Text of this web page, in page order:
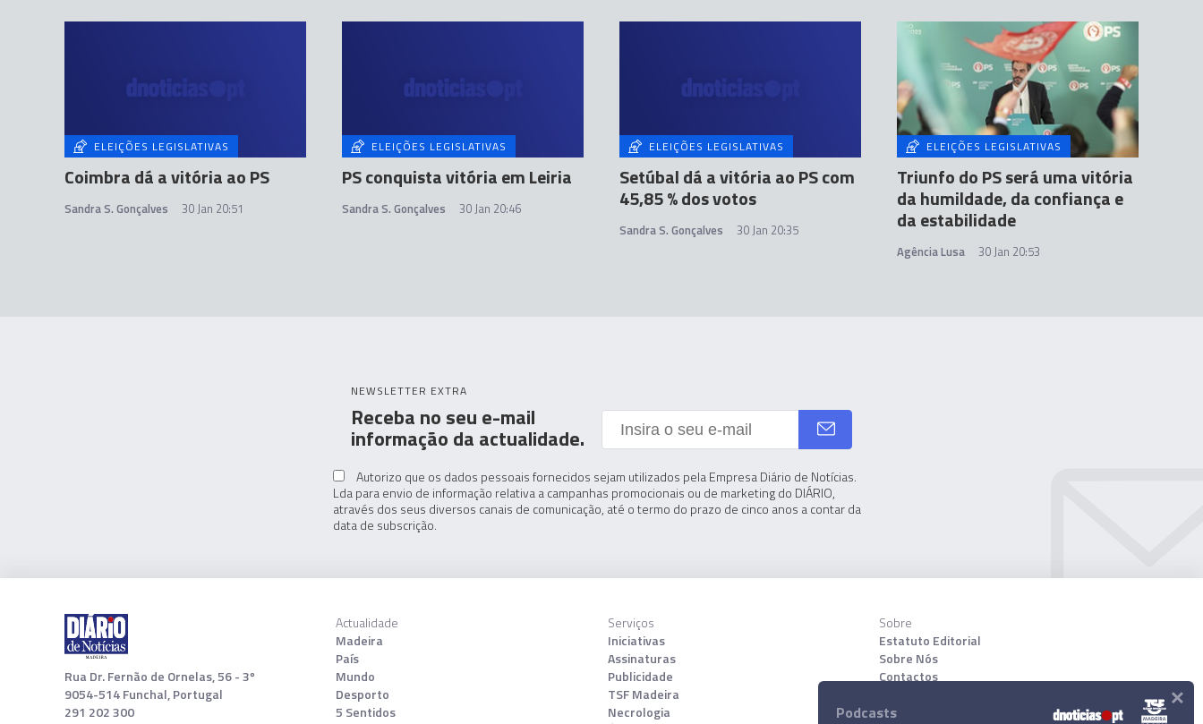
ELEIÇÕES LEGISLATIVAS
Coimbra dá a vitória ao PS
Sandra S. Gonçalves 30 Jan 20:51
ELEIÇÕES LEGISLATIVAS
PS conquista vitória em Leiria
Sandra S. Gonçalves 30 Jan 20:46
ELEIÇÕES LEGISLATIVAS
Setúbal dá a vitória ao PS com
45,85 % dos votos
Sandra S. Gonçalves 30 Jan 20:35
ELEIÇÕES LEGISLATIVAS
Triunfo do PS será uma vitória
da humildade, da confiança e
da estabilidade
Agência Lusa 30 Jan 20:53
NEWSLETTER EXTRA
Receba no seu e-mail
informação da actualidade.
Autorizo que os dados pessoais fornecidos sejam utilizados pela Empresa Diário de Notícias.
Lda para envio de informação relativa a campanhas promocionais ou de marketing do DIÁRIO,
através dos seus diversos canais de comunicação, até o termo do prazo de cinco anos a contar da
data de subscrição.
Rua Dr. Fernão de Ornelas, 56 - 3º
9054-514 Funchal, Portugal
291 202 300
Actualidade
Madeira
País
Mundo
Desporto
5 Sentidos
Serviços
Iniciativas
Assinaturas
Publicidade
TSF Madeira
Necrologia
Sobre
Estatuto Editorial
Sobre Nós
Contactos
Download App
Podcasts ×